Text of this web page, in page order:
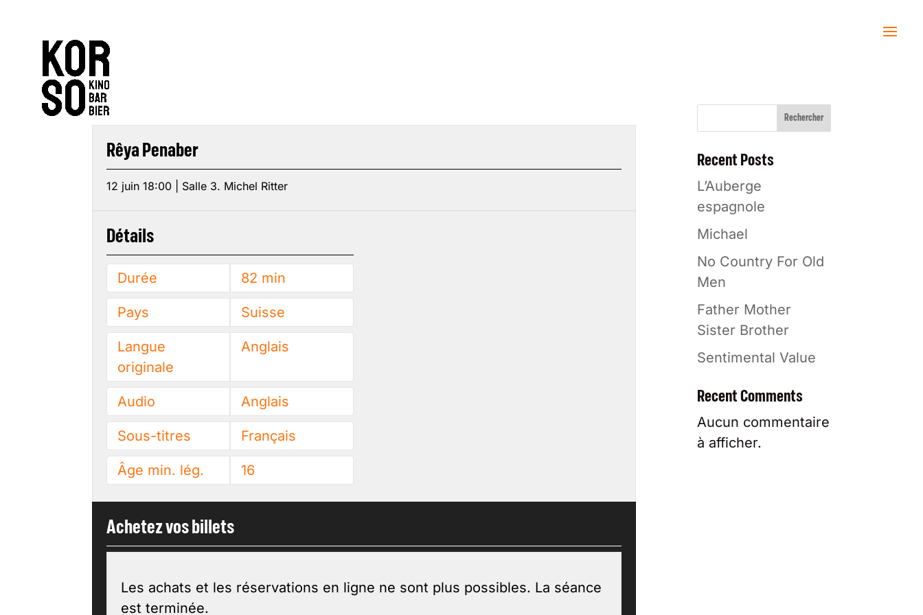
Rêya Penaber
12 juin 18:00 | Salle 3. Michel Ritter
Détails
Durée 82 min
Pays Suisse
Langue
originale
Anglais
Audio Anglais
Sous-titres Français
Âge min. lég. 16
Achetez vos billets
Les achats et les réservations en ligne ne sont plus possibles. La séance
est terminée.
Rechercher
Recent Posts
L’Auberge
espagnole
Michael
No Country For Old
Men
Father Mother
Sister Brother
Sentimental Value
Recent Comments
Aucun commentaire
à afficher.